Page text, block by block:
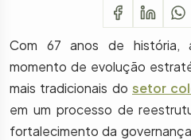
Com 67 anos de história,
momento de evolução
mais tradicionais do setor
em um processo de
fortalecimento da